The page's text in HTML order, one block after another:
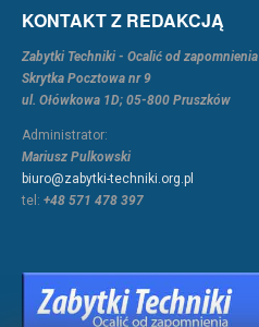
KONTAKT Z REDAKCJĄ
Zabytki Techniki - Ocalić od zapomnienia
Skrytka Pocztowa nr 9
ul. Ołówkowa 1D; 05-800 Pruszków
Administrator:
Mariusz Pulkowski
biuro@zabytki-techniki.org.pl
tel: +48 571 478 397